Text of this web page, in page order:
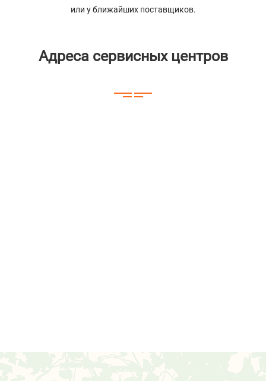
или у ближайших поставщиков.
Адреса сервисных центров